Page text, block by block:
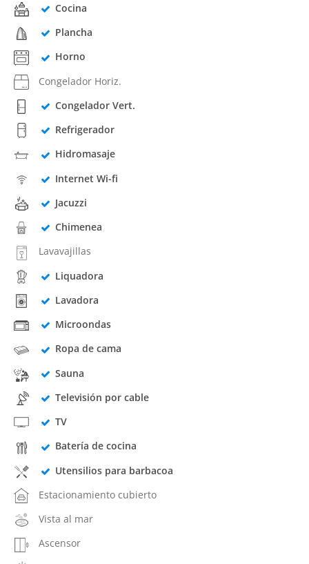
Cocina
Plancha
Horno
Congelador Horiz.
Congelador Vert.
Refrigerador
Hidromasaje
Internet Wi-fi
Jacuzzi
Chimenea
Lavavajillas
Liquadora
Lavadora
Microondas
Ropa de cama
Sauna
Televisión por cable
TV
Batería de cocina
Utensilios para barbacoa
Estacionamiento cubierto
Vista al mar
Ascensor